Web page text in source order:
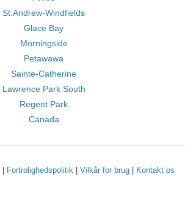
St.Andrew-Windfields
Glace Bay
Morningside
Petawawa
Sainte-Catherine
Lawrence Park South
Regent Park
Canada
Fortrolighedspolitik| Vilkår for brug| Kontakt os